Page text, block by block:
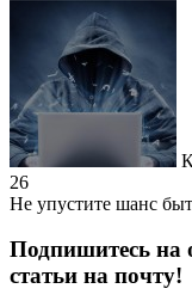
26
Не упустите шанс
Подпишитесь на
статьи на почту!